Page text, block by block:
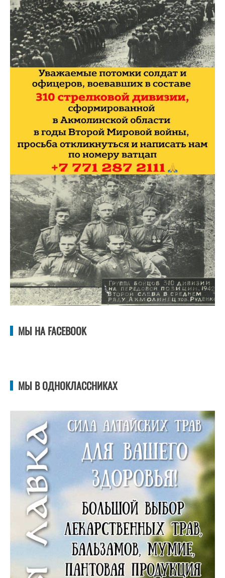
МЫ НА FACEBOOK
МЫ В ОДНОКЛАССНИКАХ